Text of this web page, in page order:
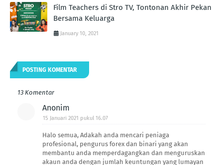
Film Teachers di Stro TV, Tontonan Akhir Pekan
Bersama Keluarga
January 10, 2021
POSTING KOMENTAR
13 Komentar
Anonim
15 Januari 2021 pukul 16.07
Halo semua, Adakah anda mencari peniaga
profesional, pengurus forex dan binari yang akan
membantu anda memperdagangkan dan menguruskan
akaun anda dengan jumlah keuntungan yang lumayan